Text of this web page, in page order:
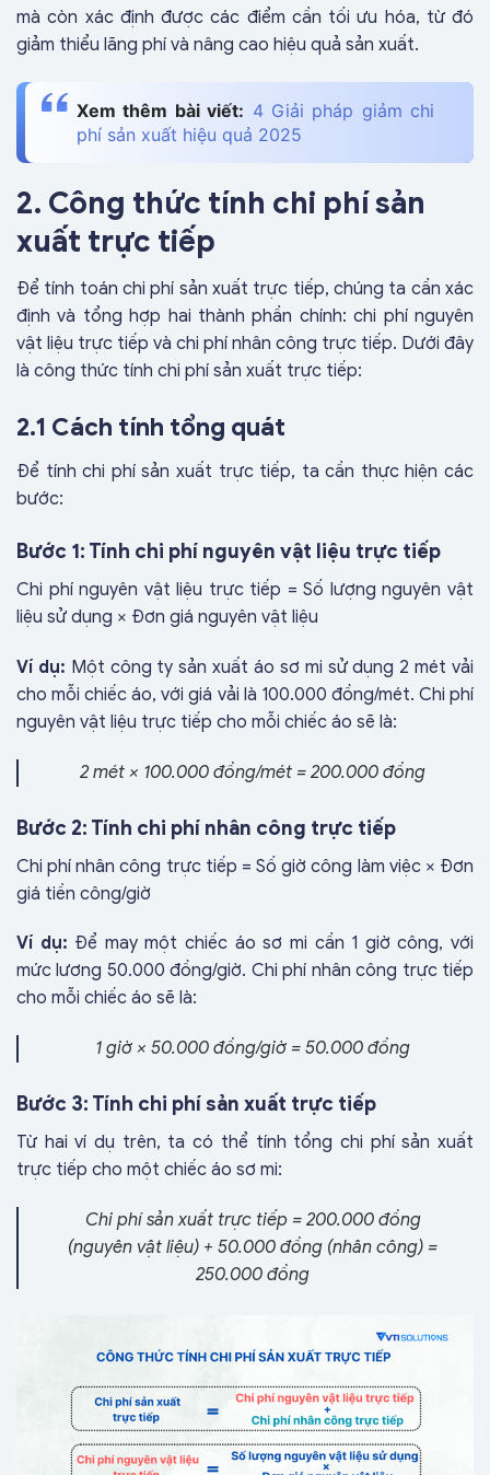
mà còn xác định được các điểm cần tối ưu hóa, từ đó
giảm thiểu lãng phí và nâng cao hiệu quả sản xuất.
Xem thêm bài viết: 4 Giải pháp giảm chi
phí sản xuất hiệu quả 2025
2. Công thức tính chi phí sản
xuất trực tiếp
Để tính toán chi phí sản xuất trực tiếp, chúng ta cần xác
định và tổng hợp hai thành phần chính: chi phí nguyên
vật liệu trực tiếp và chi phí nhân công trực tiếp. Dưới đây
là công thức tính chi phí sản xuất trực tiếp:
2.1 Cách tính tổng quát
Để tính chi phí sản xuất trực tiếp, ta cần thực hiện các
bước:
Bước 1: Tính chi phí nguyên vật liệu trực tiếp
Chi phí nguyên vật liệu trực tiếp = Số lượng nguyên vật
liệu sử dụng × Đơn giá nguyên vật liệu
Ví dụ: Một công ty sản xuất áo sơ mi sử dụng 2 mét vải
cho mỗi chiếc áo, với giá vải là 100.000 đồng/mét. Chi phí
nguyên vật liệu trực tiếp cho mỗi chiếc áo sẽ là:
2 mét × 100.000 đồng/mét = 200.000 đồng
Bước 2: Tính chi phí nhân công trực tiếp
Chi phí nhân công trực tiếp = Số giờ công làm việc × Đơn
giá tiền công/giờ
Ví dụ: Để may một chiếc áo sơ mi cần 1 giờ công, với
mức lương 50.000 đồng/giờ. Chi phí nhân công trực tiếp
cho mỗi chiếc áo sẽ là:
1 giờ × 50.000 đồng/giờ = 50.000 đồng
Bước 3: Tính chi phí sản xuất trực tiếp
Từ hai ví dụ trên, ta có thể tính tổng chi phí sản xuất
trực tiếp cho một chiếc áo sơ mi:
Chi phí sản xuất trực tiếp = 200.000 đồng
(nguyên vật liệu) + 50.000 đồng (nhân công) =
250.000 đồng